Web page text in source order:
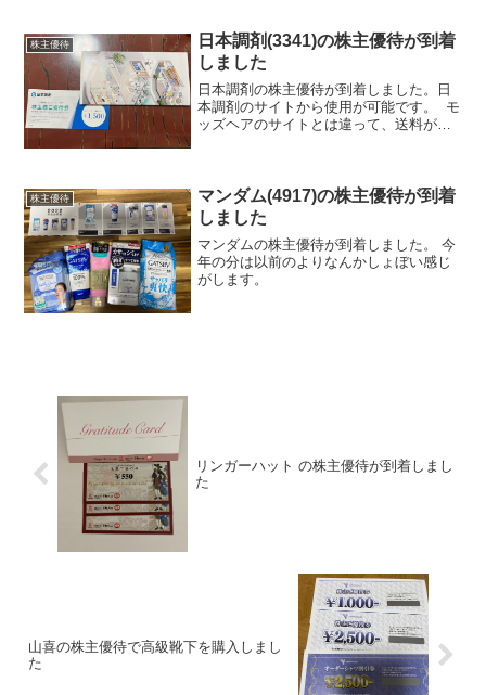
株主優待
日本調剤(3341)の株主優待が到着
しました
日本調剤の株主優待が到着しました。日
本調剤のサイトから使用が可能です。 モ
ッズヘアのサイトとは違って、送料が無
株主優待
マンダム(4917)の株主優待が到着
しました
マンダムの株主優待が到着しました。 今
年の分は以前のよりなんかしょぼい感じ
がします。
リンガーハット の株主優待が到着しまし
た
山喜の株主優待で高級靴下を購入しまし
た